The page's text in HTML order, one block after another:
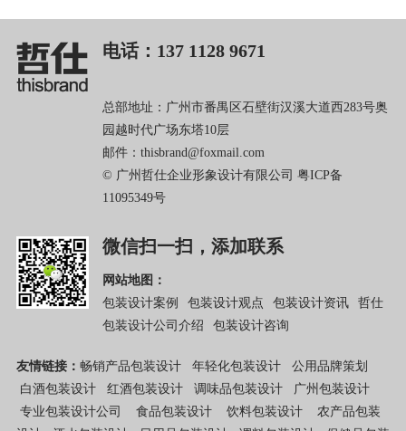
电话：137 1128 9671
总部地址：广州市番禺区石壁街汉溪大道西283号奥
园越时代广场东塔10层
邮件：thisbrand@foxmail.com
© 广州哲仕企业形象设计有限公司 粤ICP备
11095349号
微信扫一扫，添加联系
网站地图：
包装设计案例
包装设计观点 包装设计资讯
哲仕
包装设计公司介绍
包装设计咨询
友情链接： 畅销产品包装设计 年轻化包装设计
公用品牌策划
白酒包装设计
红酒包装设计 调味品包装设计
广州包装设计
专业包装设计公司
食品包装设计 饮料包装设计
农产品包装